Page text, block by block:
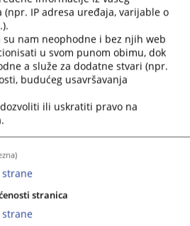
a
Press
the
question
mark
to
the
changing
dates.
mogu doći na razgovor kod
suda?
mogu doći do postupajućeg
1 - 3 / 3
(npr. IP adresa uređaja, varijable o
nam neophodne i bez njih web
u svom punom obimu, dok
a služe za dodatne stvari (npr.
budućeg usavršavanja
ili uskratiti pravo na
strane
stranica
strane